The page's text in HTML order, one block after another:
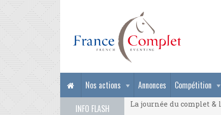
Nos actions Annonces Compétition
INFO FLASH
La journée du complet
La journée du complet